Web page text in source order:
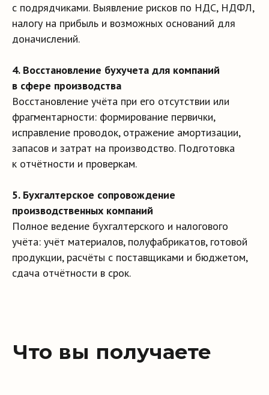
с подрядчиками. Выявление рисков по НДС, НДФЛ,
налогу на прибыль и возможных оснований для
доначислений.
4. Восстановление бухучета для компаний
в сфере производства
Восстановление учёта при его отсутствии или
фрагментарности: формирование первички,
исправление проводок, отражение амортизации,
запасов и затрат на производство. Подготовка
к отчётности и проверкам.
5. Бухгалтерское сопровождение
производственных компаний
Полное ведение бухгалтерского и налогового
учёта: учёт материалов, полуфабрикатов, готовой
продукции, расчёты с поставщиками и бюджетом,
сдача отчётности в срок.
услуг